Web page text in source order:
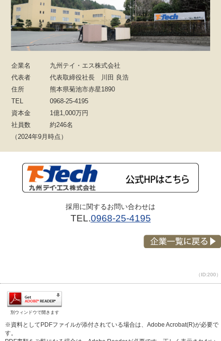
企業名
九州テイ・エス株式会社
代表者
代表取締役社長 川田 良浩
住所
熊本県菊池市赤星1890
TEL
0968-25-4195
資本金
1億1,000万円
社員数
約246名
（2024年9月時点）
採用に関するお問い合わせは
TEL.0968-25-4195
（ID:200）
別ウィンドウで開きます
※資料としてPDFファイルが添付されている場合は、Adobe Acrobat(R)が必要で
す。